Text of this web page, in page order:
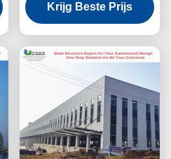
Rotswolpaneel Winddicht
Krijg Beste Prijs